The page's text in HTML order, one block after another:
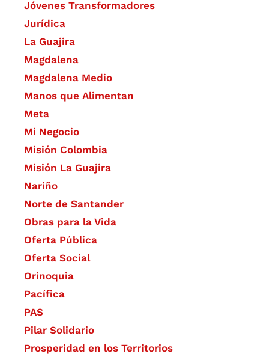
Jóvenes Transformadores
Jurídica
La Guajira
Magdalena
Magdalena Medio
Manos que Alimentan
Meta
Mi Negocio
Misión Colombia
Misión La Guajira
Nariño
Norte de Santander
Obras para la Vida
Oferta Pública
Oferta Social​​
Orinoquia
Pacífica
PAS
Pilar Solidario
Prosperidad en los Territorios